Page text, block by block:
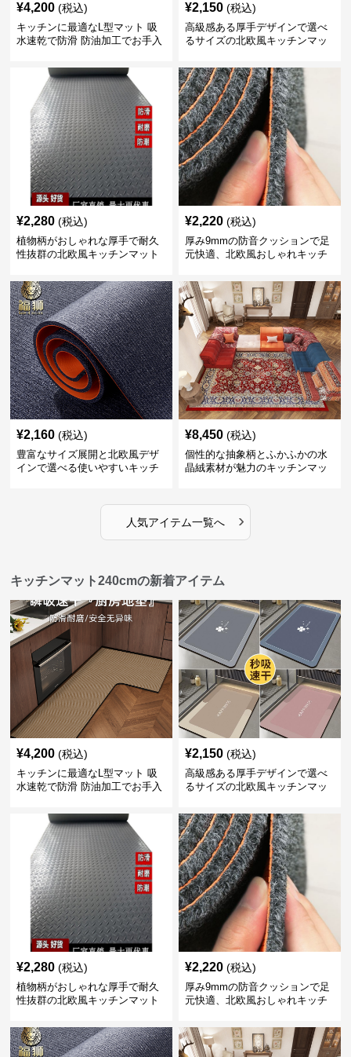
¥4,200 (税込)
キッチンに最適なL型マット 吸
水速乾で防滑 防油加工でお手入
¥2,150 (税込)
高級感ある厚手デザインで選べ
るサイズの北欧風キッチンマッ
¥2,280 (税込)
植物柄がおしゃれな厚手で耐久
性抜群の北欧風キッチンマット
¥2,220 (税込)
厚み9mmの防音クッションで足
元快適、北欧風おしゃれキッチ
¥2,160 (税込)
豊富なサイズ展開と北欧風デザ
インで選べる使いやすいキッチ
¥8,450 (税込)
個性的な抽象柄とふかふかの水
晶絨素材が魅力のキッチンマッ
人気アイテム一覧へ ›
キッチンマット240cmの新着アイテム
¥4,200 (税込)
キッチンに最適なL型マット 吸
水速乾で防滑 防油加工でお手入
¥2,150 (税込)
高級感ある厚手デザインで選べ
るサイズの北欧風キッチンマッ
¥2,280 (税込)
植物柄がおしゃれな厚手で耐久
性抜群の北欧風キッチンマット
¥2,220 (税込)
厚み9mmの防音クッションで足
元快適、北欧風おしゃれキッチ